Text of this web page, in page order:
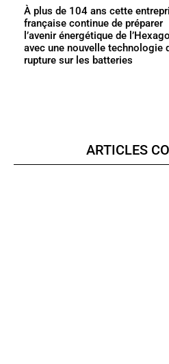
À plus de 104 ans cette
française continue de préparer
l’avenir énergétique de
avec une nouvelle technologie
rupture sur les batteries
ARTICLES